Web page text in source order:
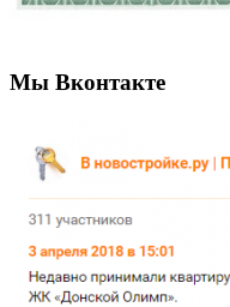
Мы Вконтакте